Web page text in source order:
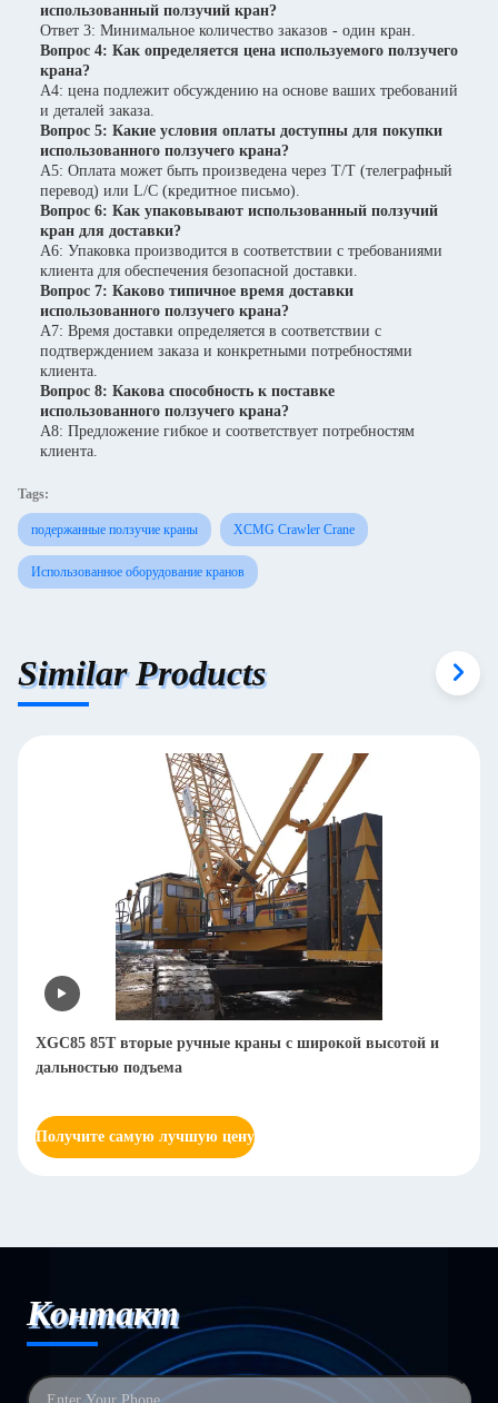
использованный ползучий кран?
Ответ 3: Минимальное количество заказов - один кран.
Вопрос 4: Как определяется цена используемого ползучего
крана?
A4: цена подлежит обсуждению на основе ваших требований
и деталей заказа.
Вопрос 5: Какие условия оплаты доступны для покупки
использованного ползучего крана?
A5: Оплата может быть произведена через T/T (телеграфный
перевод) или L/C (кредитное письмо).
Вопрос 6: Как упаковывают использованный ползучий
кран для доставки?
A6: Упаковка производится в соответствии с требованиями
клиента для обеспечения безопасной доставки.
Вопрос 7: Каково типичное время доставки
использованного ползучего крана?
A7: Время доставки определяется в соответствии с
подтверждением заказа и конкретными потребностями
клиента.
Вопрос 8: Какова способность к поставке
использованного ползучего крана?
A8: Предложение гибкое и соответствует потребностям
клиента.
Tags:
подержанные ползучие краны XCMG Crawler Crane
Использованное оборудование кранов
Similar Products
XGC85 85T вторые ручные краны с широкой высотой и
дальностью подъема
Получите самую лучшую цену
Контакт